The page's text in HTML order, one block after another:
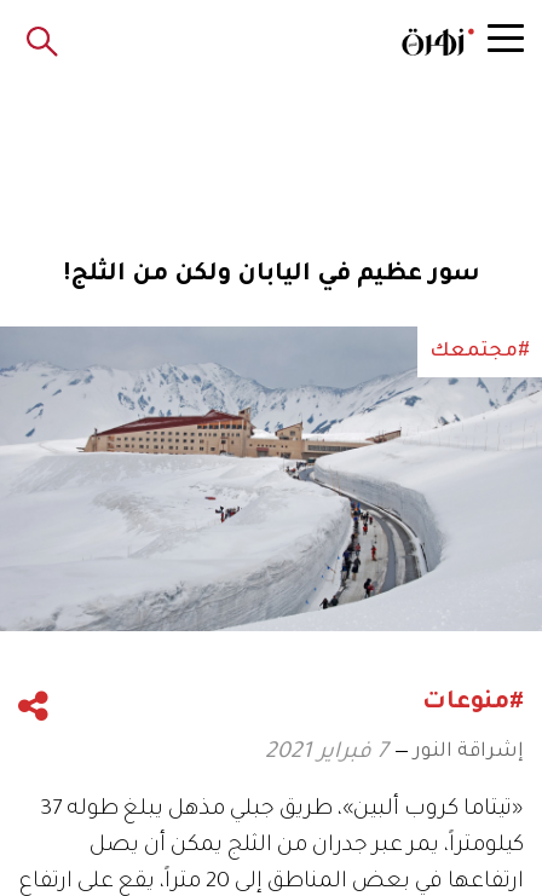
سور عظيم في اليابان ولكن من الثلج!
#مجتمعك
#منوعات
إشراقة النور 7 فبراير 2021
«تيتاما كروب ألبين»، طريق جبلي مذهل يبلغ طوله 37
كيلومتراً، يمر عبر جدران من الثلج يمكن أن يصل
ارتفاعها في بعض المناطق إلى 20 متراً، يقع على ارتفاع